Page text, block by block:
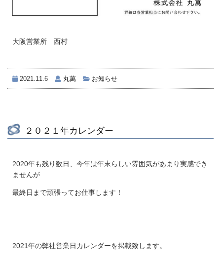
大阪営業所 西村
2021.11.6 丸萬 お知らせ
２０２１年カレンダー
2020年も残り数日、今年は年末らしい雰囲気があまり実感でき
ませんが
最終日まで頑張ってお仕事します！
2021年の弊社営業日カレンダーを掲載致します。